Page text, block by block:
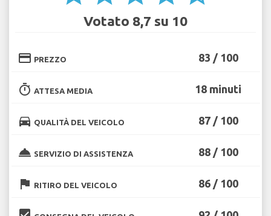
Votato 8,7 su 10
credit_card PREZZO 83 / 100
timer ATTESA MEDIA 18 minuti
directions_car QUALITÀ DEL VEICOLO 87 / 100
room_service SERVIZIO DI ASSISTENZA 88 / 100
flag RITIRO DEL VEICOLO 86 / 100